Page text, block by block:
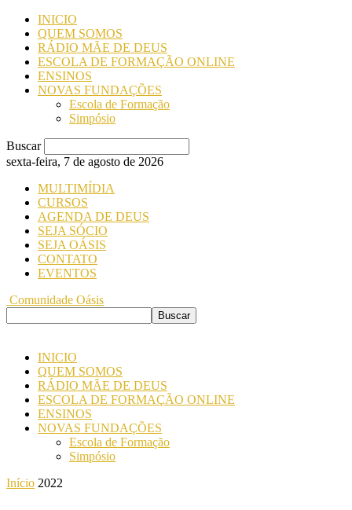
INICIO
QUEM SOMOS
RÁDIO MÃE DE DEUS
ESCOLA DE FORMAÇÃO ONLINE
ENSINOS
NOVAS FUNDAÇÕES
Escola de Formação
Simpósio
Buscar
sexta-feira, 7 de agosto de 2026
MULTIMÍDIA
CURSOS
AGENDA DE DEUS
SEJA SÓCIO
SEJA OÁSIS
CONTATO
EVENTOS
Comunidade Oásis
INICIO
QUEM SOMOS
RÁDIO MÃE DE DEUS
ESCOLA DE FORMAÇÃO ONLINE
ENSINOS
NOVAS FUNDAÇÕES
Escola de Formação
Simpósio
Início 2022